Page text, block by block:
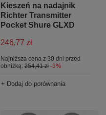
Kieszeń na nadajnik
Richter Transmitter
Pocket Shure GLXD
246,77 zł
Najniższa cena z 30 dni przed
obniżką: 254,41 zł -3%
+ Dodaj do porównania